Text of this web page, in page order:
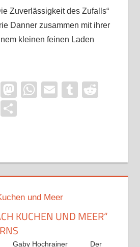
Zuverlässigkeit des Zufalls“
Danner zusammen mit ihrer
kleinen feinen Laden
Pinterest
Mastodon
WhatsApp
EmailTumblr
X
KUCHEN UND MEER“
Gaby Hochrainer Der